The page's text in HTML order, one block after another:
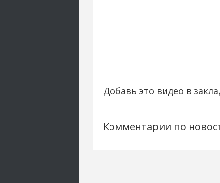
Добавь это видео в
Комментарии по